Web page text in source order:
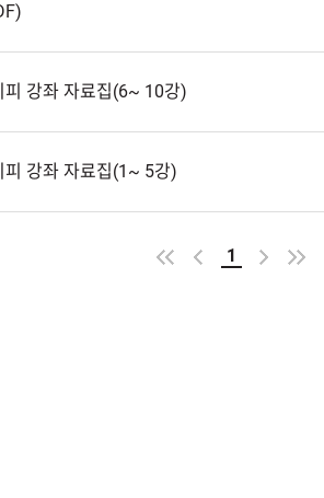
피강좌자료집(6~10강)
피강좌자료집(1~5강)
1